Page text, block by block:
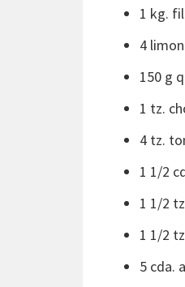
1 kg.
4
150 g
1 tz.
4 tz.
1 1/2
1 1/2
1 1/2
5 cda.